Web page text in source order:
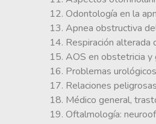
12. Odontología en la
13. Apnea obstructiva
14. Respiración alterada
15. AOS en obstetricia y
16. Problemas
17. Relaciones
18. Médico general,
19. Oftalmología: